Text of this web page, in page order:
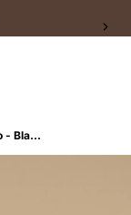
Polo azul bordado ajustado - Blanco